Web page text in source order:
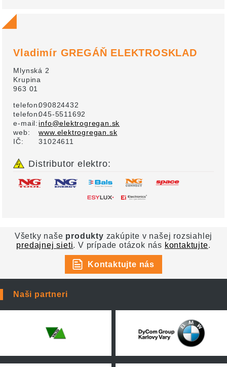
Vladimír GREGÁŇ ELEKTROSKLAD
Mlynská 2
Krupina
963 01
telefon:090824432
telefon:045-5511692
e-mail: info@elektrogregan.sk
web:
www.elektrogregan.sk
IČ:
31024611
Distributor elektro:
Všetky naše produkty zakúpite v našej rozsiahlej
predajnej sieti. V prípade otázok nás kontaktujte.
Kontaktujte nás
Naši partneri